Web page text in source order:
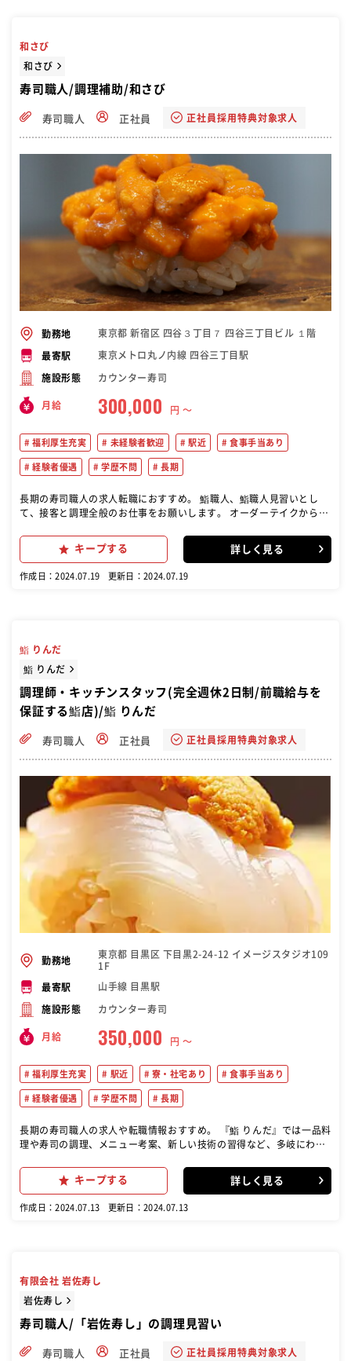
和さび
和さび
寿司職人/調理補助/和さび
寿司職人 正社員 正社員採用特典対象求人
勤務地 東京都 新宿区 四谷３丁目７ 四谷三丁目ビル １階
最寄駅 東京メトロ丸ノ内線 四谷三丁目駅
施設形態 カウンター寿司
月給 300,000 円 〜
福利厚生充実 未経験者歓迎 駅近 食事手当あり
経験者優遇 学歴不問 長期
長期の寿司職人の求人転職におすすめ。 鮨職人、鮨職人見習いとし
て、接客と調理全般のお仕事をお願いします。 オーダーテイクから仕
きましょう！
キープする 詳しく見る
作成日：2024.07.19 更新日：2024.07.19
鮨 りんだ
鮨 りんだ
調理師・キッチンスタッフ(完全週休2日制/前職給与を
保証する鮨店)/鮨 りんだ
寿司職人 正社員 正社員採用特典対象求人
勤務地
東京都 目黒区 下目黒2-24-12 イメージスタジオ109
1F
最寄駅 山手線 目黒駅
施設形態 カウンター寿司
月給 350,000 円 〜
福利厚生充実 駅近 寮・社宅あり 食事手当あり
経験者優遇 学歴不問 長期
長期の寿司職人の求人や転職情報おすすめ。 『鮨 りんだ』では一品料
理や寿司の調理、メニュー考案、新しい技術の習得など、多岐にわた
の調理やカウンターでの寿司の握りを担当。 メニュー開発と技術向上:
新しいメニューの考案や提案。 基本的な技術の習得から高度な技術の
業後の片付けや清掃。
キープする 詳しく見る
作成日：2024.07.13 更新日：2024.07.13
有限会社 岩佐寿し
岩佐寿し
寿司職人/「岩佐寿し」の調理見習い
寿司職人 正社員 正社員採用特典対象求人